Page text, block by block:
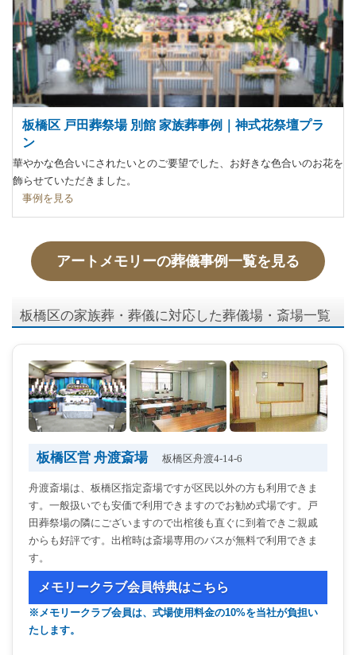
板橋区 戸田葬祭場 別館 家族葬事例｜神式花祭壇プラ
ン
華やかな色合いにされたいとのご要望でした、お好きな色合いのお花を
飾らせていただきました。
事例を見る
アートメモリーの葬儀事例一覧を見る
板橋区の家族葬・葬儀に対応した葬儀場・斎場一覧
板橋区営 舟渡斎場 板橋区舟渡4-14-6
舟渡斎場は、板橋区指定斎場ですが区民以外の方も利用できま
す。一般扱いでも安価で利用できますのでお勧め式場です。戸
田葬祭場の隣にございますので出棺後も直ぐに到着できご親戚
からも好評です。出棺時は斎場専用のバスが無料で利用できま
す。
メモリークラブ会員特典はこちら
※メモリークラブ会員は、式場使用料金の10%を当社が負担い
たします。